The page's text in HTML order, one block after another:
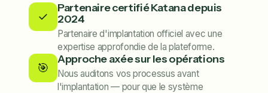
✓
Partenaire certifié Katana depuis
2024
Partenaire d'implantation officiel avec une
expertise approfondie de la plateforme.
🎯
Approche axée sur les opérations
Nous auditons vos processus avant
l'implantation — pour que le système